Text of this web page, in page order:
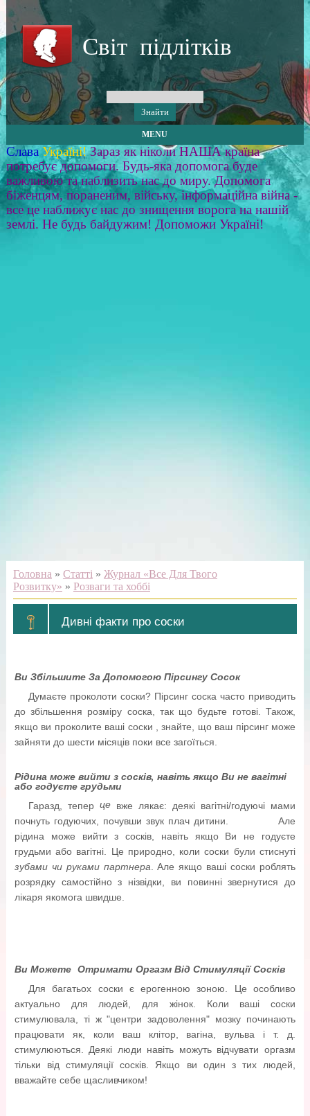
Світ підлітків
MENU
Слава Україні! Зараз як ніколи НАША країна
потребує допомоги. Будь-яка допомога буде
важливою та наблизить нас до миру. Допомога
біженцям, пораненим, війську, інформаційна війна -
все це наближує нас до знищення ворога на нашій
землі. Не будь байдужим! Допоможи Україні!
Головна » Статті » Журнал «Все Для Твого
Розвитку» » Розваги та хоббі
Дивні факти про соски
Ви Збільшите За Допомогою Пірсингу Сосок
Думаєте проколоти соски? Пірсинг соска часто приводить
до збільшення розміру соска, так що будьте готові. Також,
якщо ви проколите ваші соски , знайте, що ваш пірсинг може
зайняти до шести місяців поки все загоїться.
Рідина може вийти з сосків, навіть якщо Ви не вагітні
або годуєте грудьми
Гаразд, тепер цевже лякає: деякі вагітні/годуючі мами
почнуть годуючих, почувши звук плач дитини. Але
рідина може вийти з сосків, навіть якщо Ви не годуєте
грудьми або вагітні. Це природно, коли соски були стиснуті
зубами чи руками партнера . Але якщо ваші соски роблять
розрядку самостійно з нізвідки, ви повинні звернутися до
лікаря якомога швидше.
Ви Можете Отримати Оргазм Від Стимуляції Сосків
Для багатьох соски є ерогенною зоною. Це особливо
актуально для людей, для жінок. Коли ваші соски
стимулювала, ті ж "центри задоволення" мозку починають
працювати як, коли ваш клітор, вагіна, вульва і т. д.
стимулюються. Деякі люди навіть можуть відчувати оргазм
тільки від стимуляції сосків. Якщо ви один з тих людей,
вважайте себе щасливчиком!